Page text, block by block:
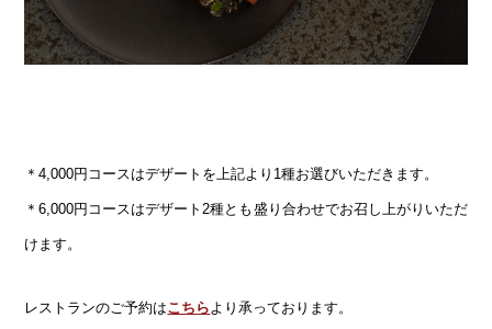
＊4,000円コースはデザートを上記より1種お選びいただきます。
＊6,000円コースはデザート2種とも盛り合わせでお召し上がりいただ
けます。
レストランのご予約はこちら より承っております。